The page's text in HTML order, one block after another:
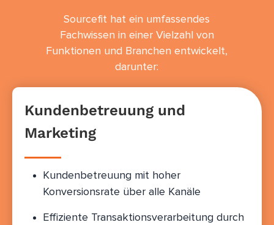
Sourcefit hat ein umfassendes
Fachwissen in einer Vielzahl von
Funktionen und Branchen entwickelt,
darunter:
Kundenbetreuung und
Marketing
Kundenbetreuung mit hoher
Konversionsrate über alle Kanäle
Effiziente Transaktionsverarbeitung durch